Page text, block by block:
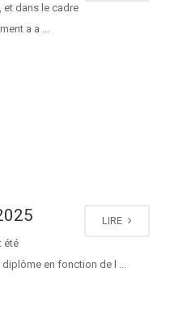
et dans le cadre
a a ...
LIRE
été
en fonction de l ...